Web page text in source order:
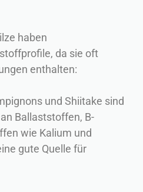
haben
da sie oft
enthalten:
und Shiitake sind
Ballaststoffen, B-
wie Kalium und
gute Quelle für